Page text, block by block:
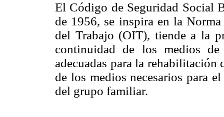
El Código de Seguridad Social
de 1956, se inspira en la
del Trabajo (OIT), tiende a la
continuidad de los medios
adecuadas para la
de los medios necesarios para
del grupo familiar.